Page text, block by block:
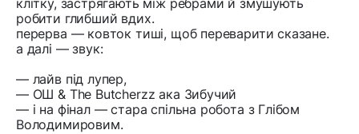
клітку, застрягають між ребрами й змушують
робити глибший вдих.
перерва — ковток тиші, щоб переварити сказане.
а далі — звук:
— лайв під лупер,
— ОШ & The Butcherzz ака Зибучий
— і на фінал — стара спільна робота з Глібом
Володимировим.